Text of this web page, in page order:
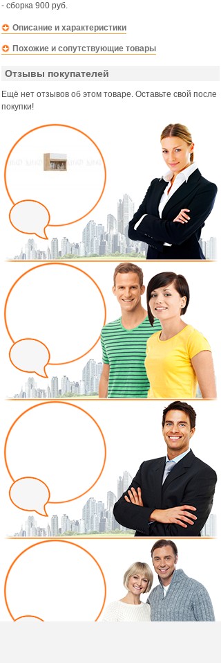
- сборка 900 руб.
Описание и характеристики
Похожие и сопутствующие товары
Отзывы покупателей
Ещё нет отзывов об этом товаре. Оставьте свой после
покупки!